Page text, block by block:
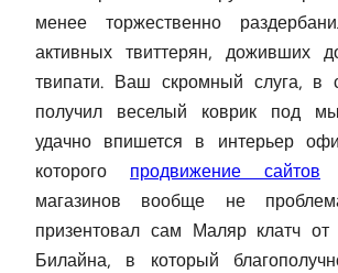
менее торжественно
активных твиттерян, доживших
твипати. Ваш скромный слуга, в
получил веселый коврик под
удачно впишется в интерьер
которого продвижение сайтов
магазинов вообще не
призентовал сам Маляр клатч от
Билайна, в который